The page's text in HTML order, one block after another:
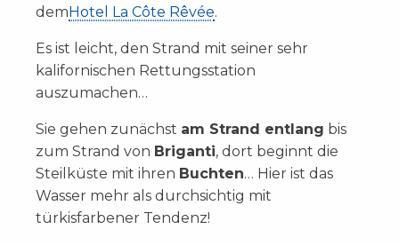
demHotel La Côte Rêvée.
Es ist leicht, den Strand mit seiner sehr
kalifornischen Rettungsstation
auszumachen…
Sie gehen zunächst am Strand entlang bis
zum Strand von Briganti, dort beginnt die
Steilküste mit ihren Buchten… Hier ist das
Wasser mehr als durchsichtig mit
türkisfarbener Tendenz!